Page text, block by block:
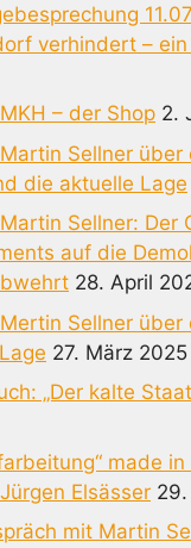
verhindert –
– der Shop 2.
Sellner
die aktuelle Lage
Sellner: Der
auf die
28. April
Sellner über
27. März 2025
„Der kalte
made in
Elsässer
mit Martin